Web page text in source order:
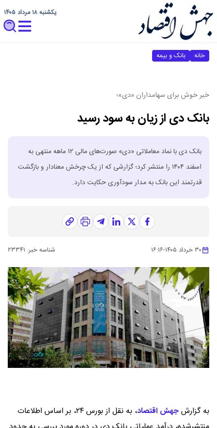
یکشنبه ۱۸ مرداد ۱۴۰۵
خانه بانک و بیمه
خبر خوش برای سهامداران «دی»؛
بانک دی از زیان به سود رسید
بانک دی با نماد معاملاتی «دی» صورت‌های مالی ۱۲ ماهه منتهی به
اسفند ۱۴۰۴ را منتشر کرد؛ گزارشی که از یک چرخش معنادار و بازگشت
قدرتمند این بانک به مدار سودآوری حکایت دارد.
۳۰ خرداد ۱۴۰۵ -۱۶:۱۶ شناسه خبر: ۲۳۳۴۱
به گزارشجهش اقتصاد،
به نقل از بورس ۲۴، بر اساس اطلاعات